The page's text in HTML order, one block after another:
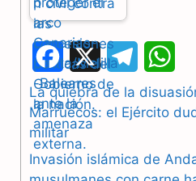
F
a
c
e
X
e
l
h
a
La quiebra de la
Marruecos: el Ejército
militar
Invasión islámica de